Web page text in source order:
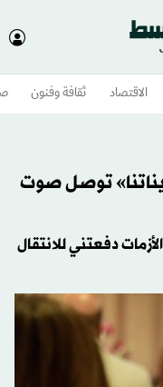
الاقتصاد ثقافة وفنون
توصل صوت
دفعتني للانتقال